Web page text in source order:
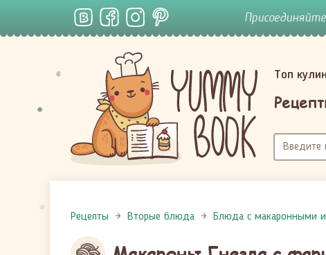
Топ
Рецепты Вторые блюда Блюда с макаронными